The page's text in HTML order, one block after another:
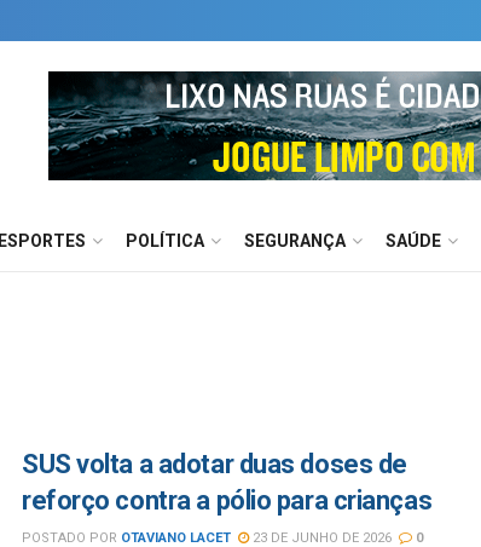
ESPORTES POLÍTICA SEGURANÇA SAÚDE
SUS volta a adotar duas doses de
reforço contra a pólio para crianças
POSTADO POR OTAVIANO LACET 23 DE JUNHO DE 2026 0